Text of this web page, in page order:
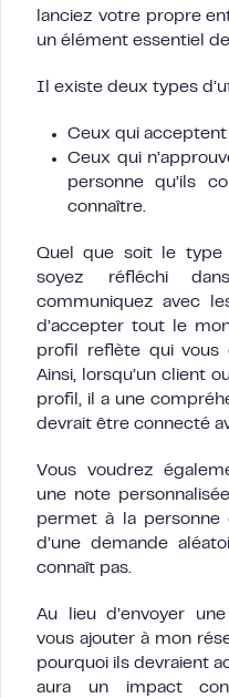
lanciez votre propre
un élément essentiel
Il existe deux types
Ceux qui
Ceux qui
personne qu’ils
connaître.
Quel que soit le type
soyez réfléchi
communiquez avec
d’accepter tout le
profil reflète qui vous
Ainsi, lorsqu’un client
profil, il a une
devrait être connecté
Vous voudrez
une note
permet à la personne
d’une demande
connaît pas.
Au lieu d’envoyer
vous ajouter à mon
pourquoi ils devraient
aura un impact